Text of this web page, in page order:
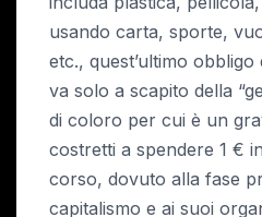
usando carta, sporte,
etc., quest’ultimo
va solo a scapito della
di coloro per cui è un
costretti a spendere 1 €
corso, dovuto alla fase
capitalismo e ai suoi